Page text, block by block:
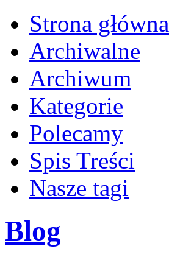
Strona główna
Archiwalne
Archiwum
Kategorie
Polecamy
Spis Treści
Nasze tagi
Blog